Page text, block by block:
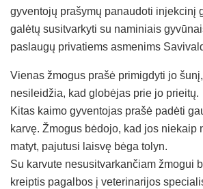
gyventojų prašymų panaudoti injekcinį
galėtų susitvarkyti su naminiais
paslaugų privatiems asmenims
Vienas žmogus prašė primigdyti jo
nesileidžia, kad globėjas prie jo prieitų.
Kitas kaimo gyventojas prašė padėti
karvę. Žmogus bėdojo, kad jos niekaip
matyt, pajutusi laisvę bėga tolyn.
Su karvute nesusitvarkančiam žmogui
kreiptis pagalbos į veterinarijos